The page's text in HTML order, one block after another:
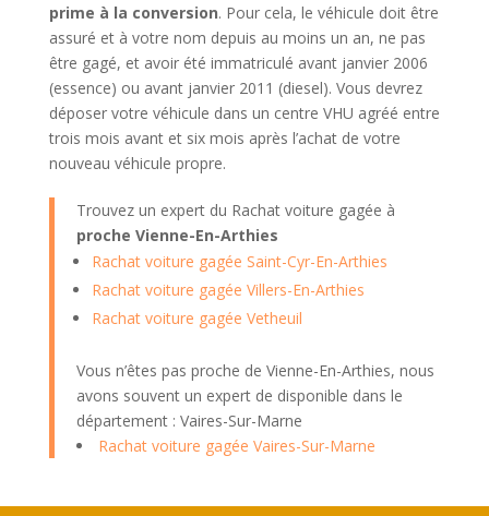
prime à la conversion. Pour cela, le véhicule doit être
assuré et à votre nom depuis au moins un an, ne pas
être gagé, et avoir été immatriculé avant janvier 2006
(essence) ou avant janvier 2011 (diesel). Vous devrez
déposer votre véhicule dans un centre VHU agréé entre
trois mois avant et six mois après l’achat de votre
nouveau véhicule propre.
Trouvez un expert du Rachat voiture gagée à
proche Vienne-En-Arthies
Rachat voiture gagée Saint-Cyr-En-Arthies
Rachat voiture gagée Villers-En-Arthies
Rachat voiture gagée Vetheuil
Vous n’êtes pas proche de Vienne-En-Arthies, nous
avons souvent un expert de disponible dans le
département : Vaires-Sur-Marne
Rachat voiture gagée Vaires-Sur-Marne